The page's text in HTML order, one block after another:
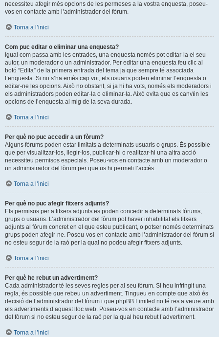
necessiteu afegir més opcions de les permeses a la vostra enquesta, poseu-
vos en contacte amb l’administrador del fòrum.
Torna a l’inici
Com puc editar o eliminar una enquesta?
Igual com passa amb les entrades, una enquesta només pot editar-la el seu
autor, un moderador o un administrador. Per editar una enquesta feu clic al
botó “Edita” de la primera entrada del tema ja que sempre té associada
l’enquesta. Si no s’ha emès cap vot, els usuaris poden eliminar l’enquesta o
editar-ne les opcions. Això no obstant, si ja hi ha vots, només els moderadors i
els administradors poden editar-la o eliminar-la. Això evita que es canvïin les
opcions de l’enquesta al mig de la seva durada.
Torna a l’inici
Per què no puc accedir a un fòrum?
Alguns fòrums poden estar limitats a determinats usuaris o grups. És possible
que per visualitzar-los, llegir-los, publicar-hi o realitzar-hi una altra acció
necessiteu permisos especials. Poseu-vos en contacte amb un moderador o
un administrador del fòrum per que us hi permeti l’accés.
Torna a l’inici
Per què no puc afegir fitxers adjunts?
Els permisos per a fitxers adjunts es poden concedir a determinats fòrums,
grups o usuaris. L’administrador del fòrum pot haver inhabilitat els fitxers
adjunts al fòrum concret en el que esteu publicant, o potser només determinats
grups poden afegir-ne. Poseu-vos en contacte amb l’administrador del fòrum si
no esteu segur de la raó per la qual no podeu afegir fitxers adjunts.
Torna a l’inici
Per què he rebut un advertiment?
Cada administrador té les seves regles per al seu fòrum. Si heu infringit una
regla, és possible que rebeu un advertiment. Tingueu en compte que això és
decisió de l’administrador del fòrum i que phpBB Limited no té res a veure amb
els advertiments d’aquest lloc web. Poseu-vos en contacte amb l’administrador
del fòrum si no esteu segur de la raó per la qual heu rebut l’advertiment.
Torna a l’inici